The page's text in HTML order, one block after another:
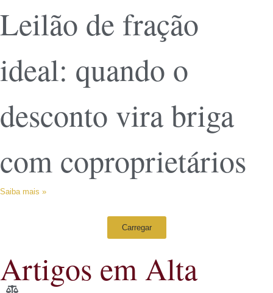
Leilão de fração
ideal: quando o
desconto vira briga
com coproprietários
Saiba mais »
Carregar
Artigos em Alta